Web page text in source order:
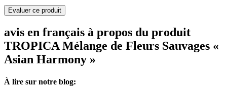
Evaluer ce produit
avis en français à propos du produit
TROPICA Mélange de Fleurs Sauvages «
Asian Harmony »
À lire sur notre blog: